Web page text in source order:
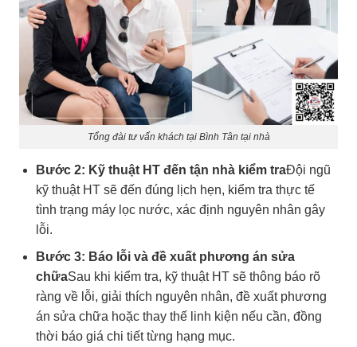
Tổng đài tư vấn khách tại Bình Tân tại nhà
Bước 2: Kỹ thuật HT đến tận nhà kiểm traĐội ngũ
kỹ thuật HT sẽ đến đúng lịch hẹn, kiểm tra thực tế
tình trạng máy lọc nước, xác định nguyên nhân gây
lỗi.
Bước 3: Báo lỗi và đề xuất phương án sửa
chữaSau khi kiểm tra, kỹ thuật HT sẽ thông báo rõ
ràng về lỗi, giải thích nguyên nhân, đề xuất phương
án sửa chữa hoặc thay thế linh kiện nếu cần, đồng
thời báo giá chi tiết từng hạng mục.